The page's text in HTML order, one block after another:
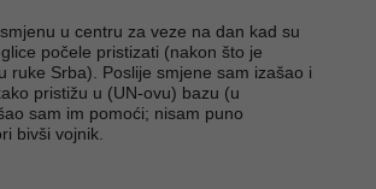
u centru za veze na dan kad su
počele pristizati (nakon što je
ruke Srba). Poslije smjene sam izašao i
pristižu u (UN-ovu) bazu (u
sam im pomoći; nisam puno
bivši vojnik.